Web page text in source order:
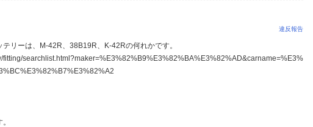
違反報告
リーは、M-42R、38B19R、K-42Rの何れかです。
fitting/searchlist.html?maker=%E3%82%B9%E3%82%BA%E3%82%AD&carname=%E3%